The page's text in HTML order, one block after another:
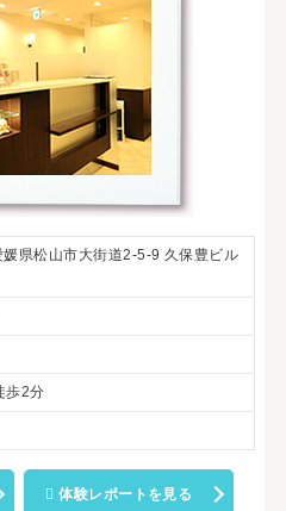
県松山市大街道2-5-9 久保豊ビル
歩2分
体験レポートを見る